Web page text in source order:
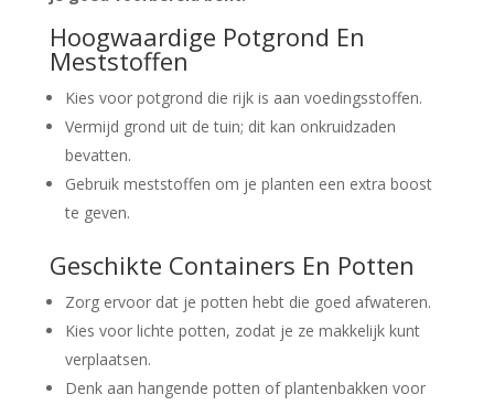
Hoogwaardige Potgrond En
Meststoffen
Kies voor potgrond die rijk is aan voedingsstoffen.
Vermijd grond uit de tuin; dit kan onkruidzaden
bevatten.
Gebruik meststoffen om je planten een extra boost
te geven.
Geschikte Containers En Potten
Zorg ervoor dat je potten hebt die goed afwateren.
Kies voor lichte potten, zodat je ze makkelijk kunt
verplaatsen.
Denk aan hangende potten of plantenbakken voor